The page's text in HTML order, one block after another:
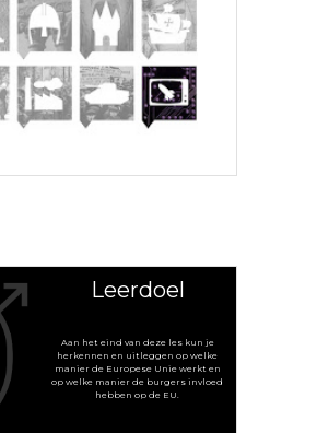
Leerdoel
Aan het eind van deze les kun je
herkennen en uitleggen op welke
manier de Europese Unie werkt en
op welke manier de burgers invloed
hebben op de EU.